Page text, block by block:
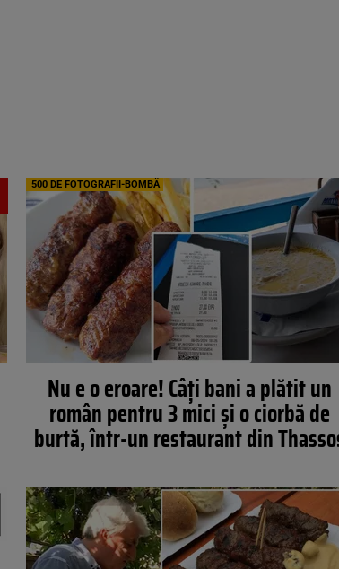
500 DE FOTOGRAFII-BOMBĂ
Nu e o eroare! Câți bani a plătit un
român pentru 3 mici și o ciorbă de
burtă, într-un restaurant din